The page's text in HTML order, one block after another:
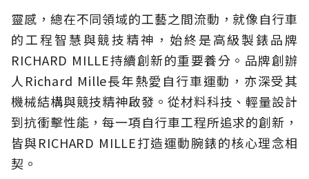
靈感，總在不同領域的工藝之間流動，就像自行車
的工程智慧與競技精神，始終是高級製錶品牌
RICHARD MILLE持續創新的重要養分。品牌創辦
人Richard Mille長年熱愛自行車運動，亦深受其
機械結構與競技精神啟發。從材料科技、輕量設計
到抗衝擊性能，每一項自行車工程所追求的創新，
皆與RICHARD MILLE打造運動腕錶的核心理念相
契。